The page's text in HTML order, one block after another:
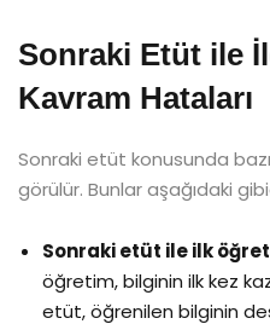
Sonraki Etüt ile
Kavram Hataları
Sonraki etüt konusunda bazı
görülür. Bunlar aşağıdaki
Sonraki etüt ile ilk
öğretim, bilginin ilk kez
etüt, öğrenilen bilginin